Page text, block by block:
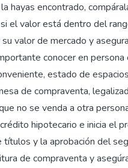
hayas encontrado,
el valor está dentro del
su valor de mercado y
conocer en
estado de
de compraventa,
no se venda a otra
hipotecario e inicia el
y la aprobación del
de compraventa y